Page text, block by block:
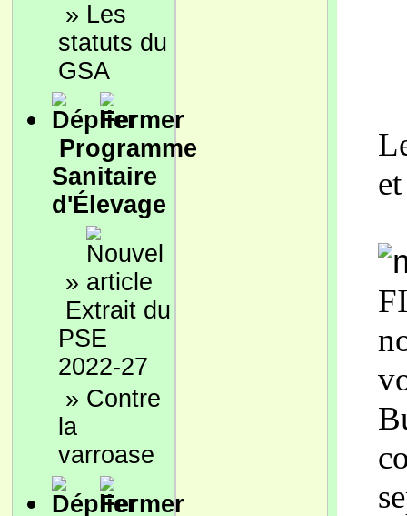
» Les
statuts du
GSA
Programme
Sanitaire
d'Élevage
»
Extrait du
PSE
2022-27
» Contre
la
varroase